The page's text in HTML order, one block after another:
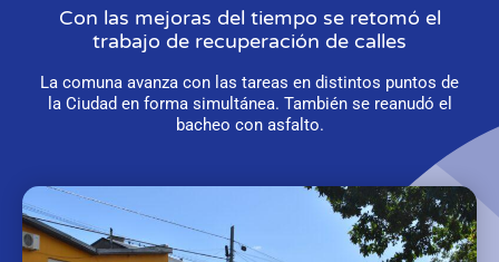
Con las mejoras del tiempo se retomó el
trabajo de recuperación de calles
La comuna avanza con las tareas en distintos puntos de
la Ciudad en forma simultánea. También se reanudó el
bacheo con asfalto.